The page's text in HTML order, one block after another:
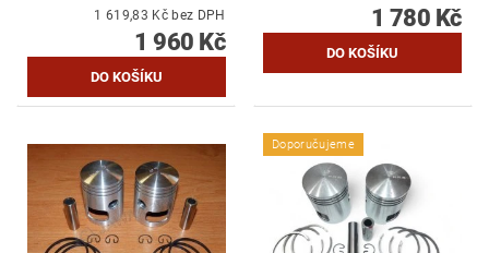
1 619,83 Kč bez DPH
1 960 Kč
1 780 Kč
Doporučujeme